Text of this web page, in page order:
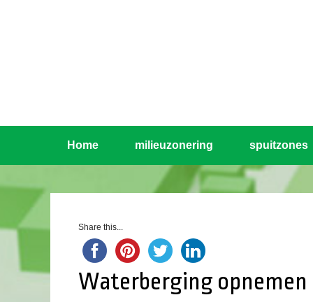
Home milieuzonering spuitzones
Share this...
Waterberging